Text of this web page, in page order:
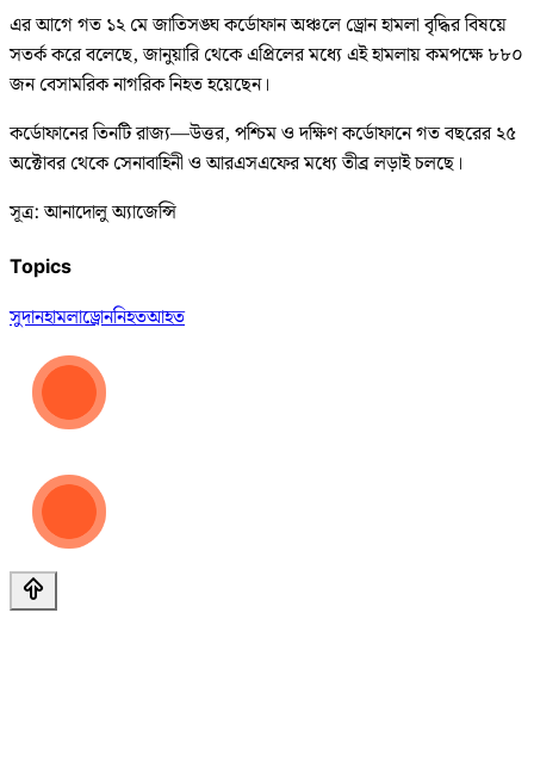
এর আগে গত ১২ মে জাতিসঙ্ঘ কর্ডোফান অঞ্চলে ড্রোন হামলা বৃদ্ধির বিষয়ে
সতর্ক করে বলেছে, জানুয়ারি থেকে এপ্রিলের মধ্যে এই হামলায় কমপক্ষে ৮৮০
জন বেসামরিক নাগরিক নিহত হয়েছেন।
কর্ডোফানের তিনটি রাজ্য—উত্তর, পশ্চিম ও দক্ষিণ কর্ডোফানে গত বছরের ২৫
অক্টোবর থেকে সেনাবাহিনী ও আরএসএফের মধ্যে তীব্র লড়াই চলছে।
সূত্র: আনাদোলু অ্যাজেন্সি
Topics
সুদানহামলাড্রোননিহতআহত